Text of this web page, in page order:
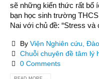
sẽ những kiến thức rất bổ
bạn học sinh trường
Nai với chủ đề: “Stress và
By Viện Nghiên cứu,
Chuỗi chuyên đề tâm lý
0 Comments